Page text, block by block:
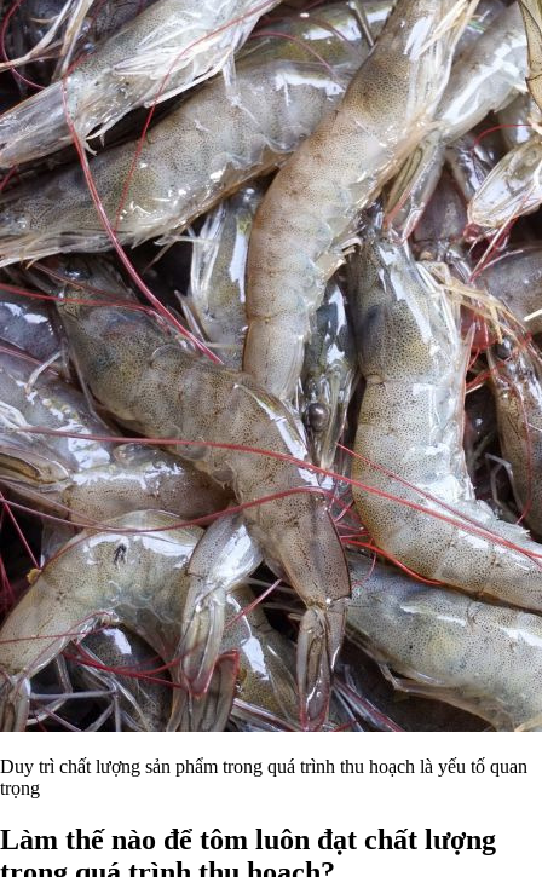
Duy trì chất lượng sản phẩm trong quá trình thu hoạch là yếu tố quan
trọng
Làm thế nào để tôm luôn đạt chất lượng